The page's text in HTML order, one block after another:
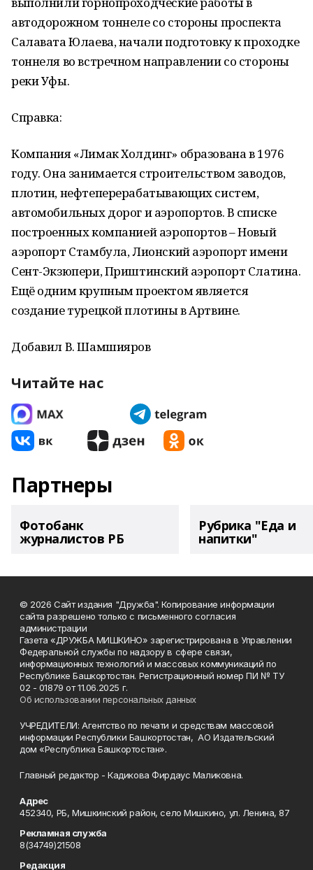
автодорожном тоннеле со стороны проспекта
Салавата Юлаева, начали подготовку к проходке
тоннеля во встречном направлении со стороны
реки Уфы.
Справка:
Компания «Лимак Холдинг» образована в 1976
году. Она занимается строительством заводов,
плотин, нефтеперерабатывающих систем,
автомобильных дорог и аэропортов. В списке
построенных компанией аэропортов – Новый
аэропорт Стамбула, Лионский аэропорт имени
Сент-Экзюпери, Приштинский аэропорт Слатина.
Ещё одним крупным проектом является
создание турецкой плотины в Артвине.
Добавил В. Шамшияров
Читайте нас
Партнеры
Фотобанк
журналистов РБ
Рубрика "Еда и
напитки"
© 2026 Сайт издания "Дружба". Копирование информации
сайта разрешено только с письменного согласия
администрации
Газета «ДРУЖБА МИШКИНО» зарегистрирована в Управлении
Федеральной службы по надзору в сфере связи,
информационных технологий и массовых коммуникаций по
Республике Башкортостан. Регистрационный номер ПИ № ТУ
02 - 01879 от 11.06.2025 г.
Об использовании персональных данных
УЧРЕДИТЕЛИ: Агентство по печати и средствам массовой
информации Республики Башкортостан, АО Издательский
дом «Республика Башкортостан».
Главный редактор - Кадикова Фирдаус Маликовна.
Адрес
452340, РБ, Мишкинский район, село Мишкино, ул. Ленина, 87
Рекламная служба
8(34749)21508
Редакция